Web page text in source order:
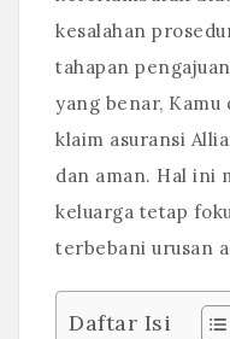
kesalahan
tahapan
yang benar, Kamu
klaim asuransi
dan aman. Hal ini
keluarga tetap
terbebani urusan
Daftar Isi